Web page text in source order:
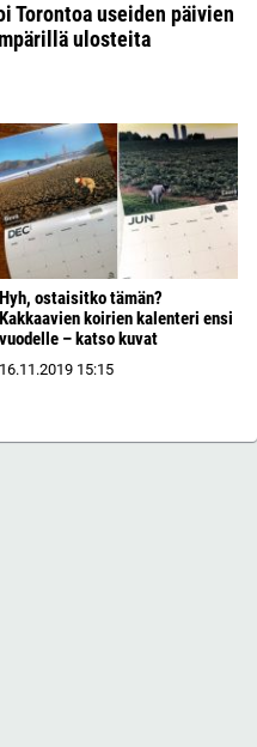
Torontoa useiden päivien
ulosteita
Hyh, ostaisitko tämän?
Kakkaavien koirien kalenteri ensi
vuodelle – katso kuvat
16.11.2019 15:15